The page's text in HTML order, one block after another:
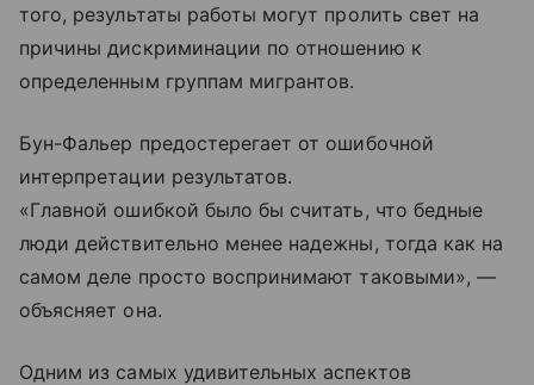
того, результаты работы могут пролить свет на
причины дискриминации по отношению к
определенным группам мигрантов.
Бун-Фальер предостерегает от ошибочной
интерпретации результатов.
«Главной ошибкой было бы считать, что бедные
люди действительно менее надежны, тогда как на
самом деле просто воспринимают таковыми», —
объясняет она.
Одним из самых удивительных аспектов